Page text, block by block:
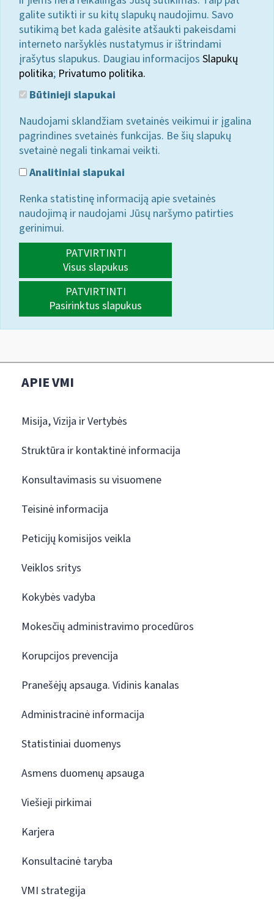
galite sutikti ir su kitų slapukų naudojimu. Savo
sutikimą bet kada galėsite atšaukti pakeisdami
interneto naršyklės nustatymus ir ištrindami
įrašytus slapukus. Daugiau informacijos Slapukų
politika; Privatumo politika.
Būtinieji slapukai
Naudojami sklandžiam svetainės veikimui ir įgalina
pagrindines svetainės funkcijas. Be šių slapukų
svetainė negali tinkamai veikti.
Analitiniai slapukai
Renka statistinę informaciją apie svetainės
naudojimą ir naudojami Jūsų naršymo patirties
gerinimui.
PATVIRTINTI
Visus slapukus
PATVIRTINTI
Pasirinktus slapukus
APIE VMI
Misija, Vizija ir Vertybės
Struktūra ir kontaktinė informacija
Konsultavimasis su visuomene
Teisinė informacija
Peticijų komisijos veikla
Veiklos sritys
Kokybės vadyba
Mokesčių administravimo procedūros
Korupcijos prevencija
Pranešėjų apsauga. Vidinis kanalas
Administracinė informacija
Statistiniai duomenys
Asmens duomenų apsauga
Viešieji pirkimai
Karjera
Konsultacinė taryba
VMI strategija